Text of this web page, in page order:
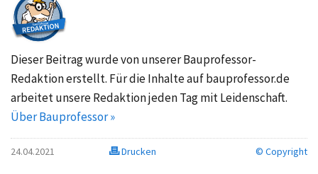
Dieser Beitrag wurde von unserer Bauprofessor-
Redaktion erstellt. Für die Inhalte auf bauprofessor.de
arbeitet unsere Redaktion jeden Tag mit Leidenschaft.
Über Bauprofessor »
24.04.2021 Drucken © Copyright